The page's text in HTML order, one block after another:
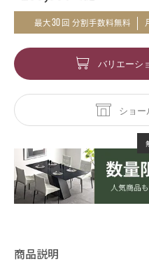
最大30 回 分割手数料無料
バリエーシ
ショー
商品説明